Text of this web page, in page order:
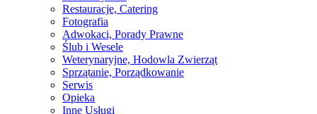
Restauracje, Catering
Fotografia
Adwokaci, Porady Prawne
Ślub i Wesele
Weterynaryjne, Hodowla Zwierząt
Sprzątanie, Porządkowanie
Serwis
Opieka
Inne Usługi